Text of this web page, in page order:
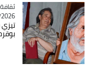
Catégorie
ثقافة
- 22:41
تيزي